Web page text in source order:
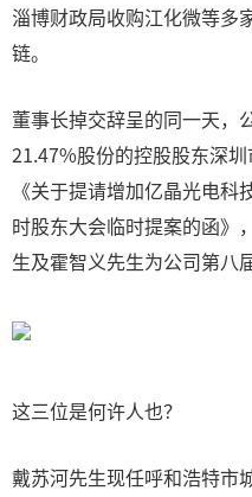
淄博财政局收购江化微等多
链。
董事长掉交辞呈的同一天，
21.47%股份的控股股东深
《关于提请增加亿晶光电
时股东大会临时提案的函》
生及霍智义先生为公司第八
这三位是何许人也？
戴苏河先生现任呼和浩特市